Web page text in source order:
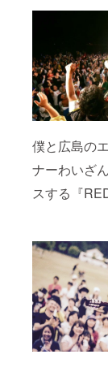
僕と広島の
ナーわいざ
スする『